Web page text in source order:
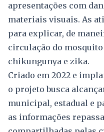
apresentações com
materiais visuais. As
para explicar, de
circulação do
chikungunya e zika.
Criado em 2022 e
o projeto busca
municipal, estadual e
as informações